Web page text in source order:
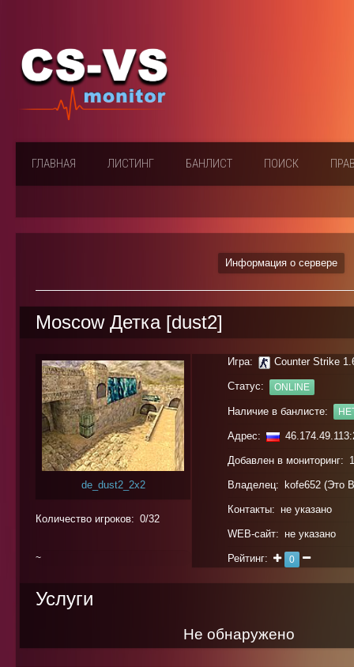
ГЛАВНАЯ ЛИСТИНГ БАНЛИСТ ПОИСК
Информация о сервере
Moscow Детка [dust2]
de_dust2_2x2
Количество игроков: 0/32
~
Игра: Counter Strike
Статус: ONLINE
Наличие в банлисте:
Адрес:
Добавлен в мониторинг:
Владелец: kofe652 (Это
Контакты: не указано
WEB-сайт: не указано
Рейтинг: 0
Услуги
Не обнаружено